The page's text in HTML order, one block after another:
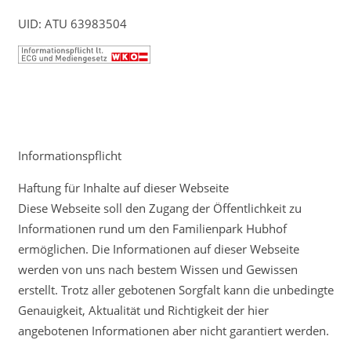
UID: ATU 63983504
Informationspflicht
Haftung für Inhalte auf dieser Webseite
Diese Webseite soll den Zugang der Öffentlichkeit zu
Informationen rund um den Familienpark Hubhof
ermöglichen. Die Informationen auf dieser Webseite
werden von uns nach bestem Wissen und Gewissen
erstellt. Trotz aller gebotenen Sorgfalt kann die unbedingte
Genauigkeit, Aktualität und Richtigkeit der hier
angebotenen Informationen aber nicht garantiert werden.